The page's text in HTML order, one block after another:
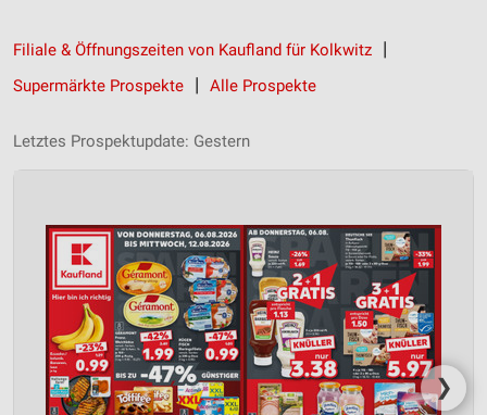
Filiale & Öffnungszeiten von Kaufland für Kolkwitz
Supermärkte Prospekte
Alle Prospekte
Letztes Prospektupdate: Gestern
❯